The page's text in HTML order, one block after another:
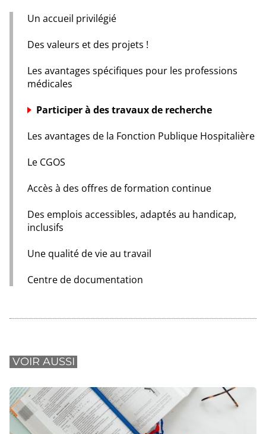
Un accueil privilégié
Des valeurs et des projets !
Les avantages spécifiques pour les professions
médicales
Participer à des travaux de recherche
Les avantages de la Fonction Publique Hospitalière
Le CGOS
Accès à des offres de formation continue
Des emplois accessibles, adaptés au handicap,
inclusifs
Une qualité de vie au travail
Centre de documentation
VOIR AUSSI